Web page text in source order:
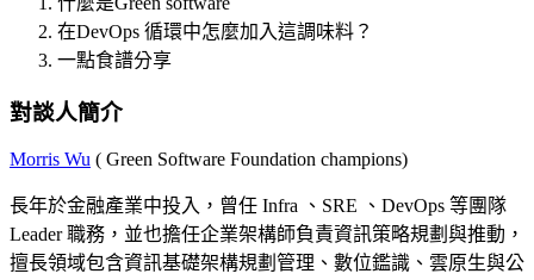
在DevOps 循環中怎麼加入這調味料？
一點食譜分享
對談人簡介
Morris Wu ( Green Software Foundation champions)
長年於金融產業中投入，曾任 Infra 、 SRE 、 DevOps 等團隊
Leader職務，並也擔任企業架構師負責資訊策略規劃與推動，
擅長領域包含資訊基礎架構規劃管理、數位鑑識、雲原生與公